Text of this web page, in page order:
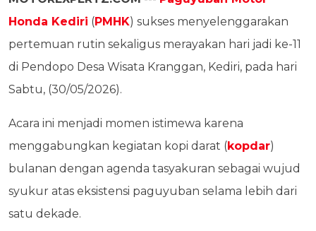
Honda Kediri (PMHK) sukses menyelenggarakan
pertemuan rutin sekaligus merayakan hari jadi ke-11
di Pendopo Desa Wisata Kranggan, Kediri, pada hari
Sabtu, (30/05/2026).
Acara ini menjadi momen istimewa karena
menggabungkan kegiatan kopi darat (kopdar)
bulanan dengan agenda tasyakuran sebagai wujud
syukur atas eksistensi paguyuban selama lebih dari
satu dekade.